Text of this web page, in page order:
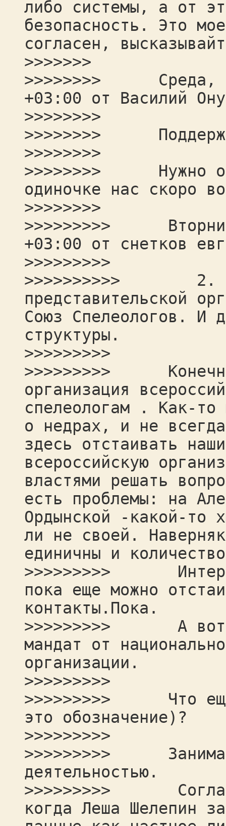
либо системы, а от
безопасность. Это
согласен,
>>>>>>>
>>>>>>>> Среда,
+03:00 от Василий
>>>>>>>>
>>>>>>>>
>>>>>>>>
>>>>>>>> Нужно
одиночке нас скоро
>>>>>>>>
>>>>>>>>>
+03:00 от снетков
>>>>>>>>>
>>>>>>>>>> 2.
представительской
Союз Спелеологов. И
структуры.
>>>>>>>>>
>>>>>>>>> Конечно
организация
спелеологам . Как-то
о недрах, и не
здесь отстаивать
всероссийскую
властями решать
есть проблемы: на
Ордынской -какой-то
ли не своей.
единичны и
>>>>>>>>>
пока еще можно
контакты.Пока.
>>>>>>>>> А вот в
мандат от
организации.
>>>>>>>>>
>>>>>>>>> Что еще
это обозначение)?
>>>>>>>>>
>>>>>>>>>
деятельностью.
>>>>>>>>>
когда Леша Шелепин